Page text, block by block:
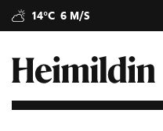
14°C 6 M/S